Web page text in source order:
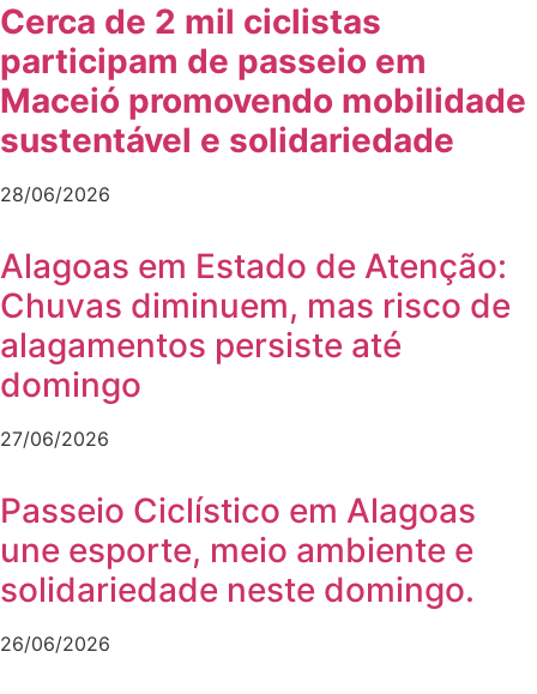
Cerca de 2 mil ciclistas
participam de passeio em
Maceió promovendo mobilidade
sustentável e solidariedade
28/06/2026
Alagoas em Estado de Atenção:
Chuvas diminuem, mas risco de
alagamentos persiste até
domingo
27/06/2026
Passeio Ciclístico em Alagoas
une esporte, meio ambiente e
solidariedade neste domingo.
26/06/2026